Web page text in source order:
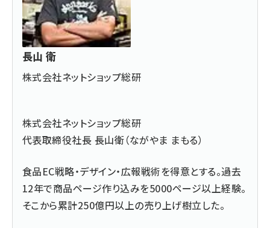
長山 衛
株式会社ネットショップ総研
株式会社ネットショップ総研
代表取締役社長 長山衛（ながやま まもる）
食品EC戦略・デザイン・広報戦術を得意とする。過去
12年で商品ページ作り込みを5000ページ以上経験。
そこから累計250億円以上の売り上げ樹立した。